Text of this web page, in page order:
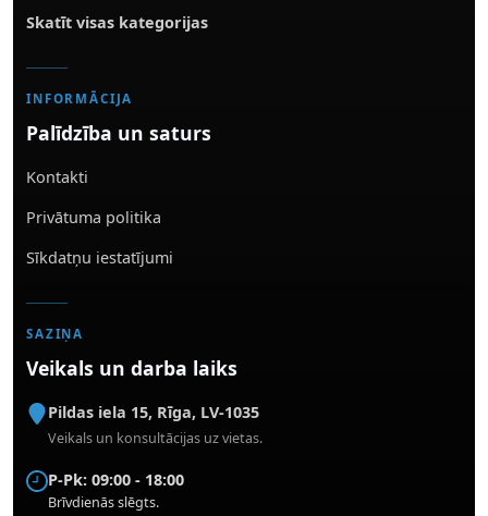
Skatīt visas kategorijas
INFORMĀCIJA
Palīdzība un saturs
Kontakti
Privātuma politika
Sīkdatņu iestatījumi
SAZIŅA
Veikals un darba laiks
Pildas iela 15, Rīga, LV-1035
Veikals un konsultācijas uz vietas.
P-Pk: 09:00 - 18:00
Brīvdienās slēgts.